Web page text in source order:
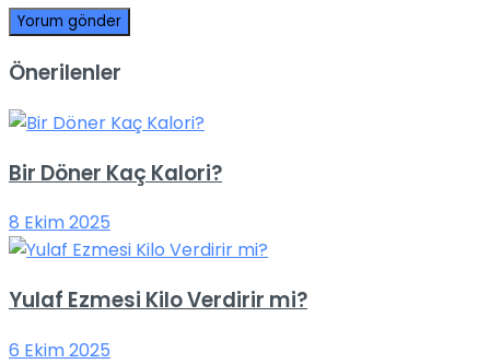
Önerilenler
Bir Döner Kaç Kalori?
8 Ekim 2025
Yulaf Ezmesi Kilo Verdirir mi?
6 Ekim 2025